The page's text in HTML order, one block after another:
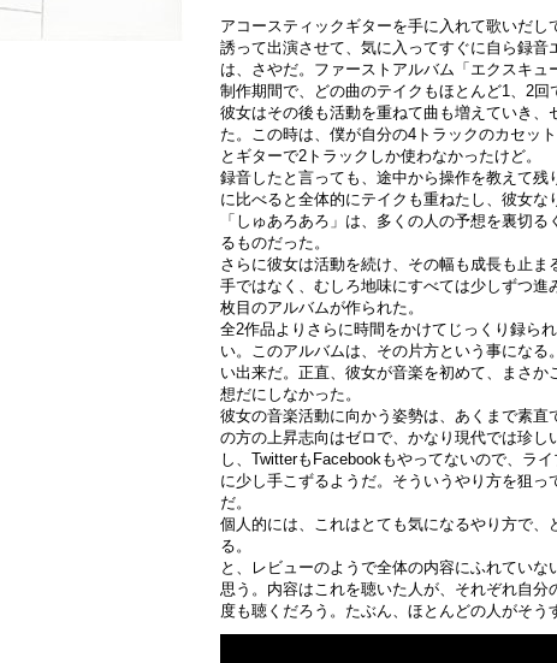
アコースティックギターを手に入れて歌いだ
誘って出演させて、気に入ってすぐに自ら録
は、さやだ。ファーストアルバム「エクスキ
制作期間で、どの曲のテイクもほとんど1、2回
彼女はその後も活動を重ねて曲も増えていき、
た。この時は、僕が自分の4トラックのカセッ
とギターで2トラックしか使わなかったけど。
録音したと言っても、途中から操作を教えて残
に比べると全体的にテイクも重ねたし、彼女
「しゅあろあろ」は、多くの人の予想を裏切
るものだった。
さらに彼女は活動を続け、その幅も成長も止
手ではなく、むしろ地味にすべては少しずつ
枚目のアルバムが作られた。
全2作品よりさらに時間をかけてじっくり録ら
い。このアルバムは、その片方という事にな
い出来だ。正直、彼女が音楽を初めて、まさ
想だにしなかった。
彼女の音楽活動に向かう姿勢は、あくまで素直
の方の上昇志向はゼロで、かなり現代では珍
し、TwitterもFacebookもやってないので、ラ
に少し手こずるようだ。そういうやり方を狙
だ。
個人的には、これはとても気になるやり方で
る。
と、レビューのようで全体の内容にふれていな
思う。内容はこれを聴いた人が、それぞれ自
度も聴くだろう。たぶん、ほとんどの人がそう